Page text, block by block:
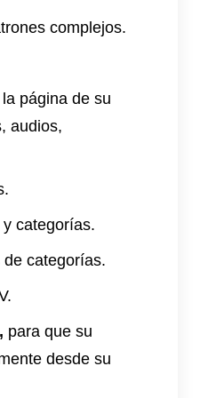
complejos.
página de su
audios,
categorías.
categorías.
para que su
desde su